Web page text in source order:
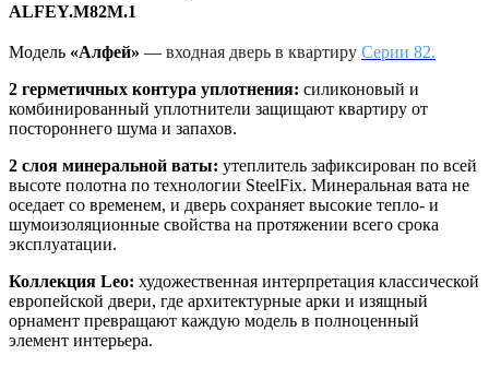
ALFEY.M82M.1
Модель «Алфей» — входная дверь в квартиру Серии 82.
2 герметичных контура уплотнения: силиконовый и
комбинированный уплотнители защищают квартиру от
постороннего шума и запахов.
2 слоя минеральной ваты: утеплитель зафиксирован по всей
высоте полотна по технологии SteelFix. Минеральная вата не
оседает со временем, и дверь сохраняет высокие тепло- и
шумоизоляционные свойства на протяжении всего срока
эксплуатации.
Коллекция Leo: художественная интерпретация классической
европейской двери, где архитектурные арки и изящный
орнамент превращают каждую модель в полноценный
элемент интерьера.